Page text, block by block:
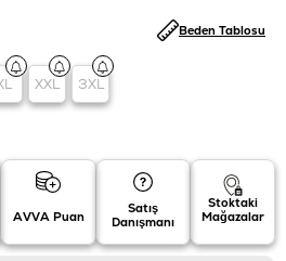
XXL 3XL
Beden Tablosu
AVVA Puan
Satış
Danışmanı
Stoktaki
Mağazalar